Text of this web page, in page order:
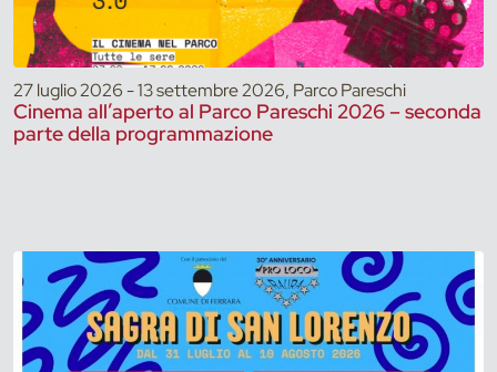
27 luglio 2026 - 13 settembre 2026, Parco Pareschi
Cinema all’aperto al Parco Pareschi 2026 – seconda
parte della programmazione